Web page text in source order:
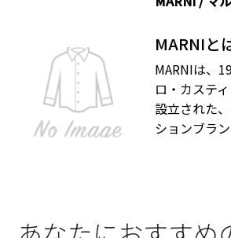
MARNIと
MARNIは、
ロ・カステ
設立された
ションブラ